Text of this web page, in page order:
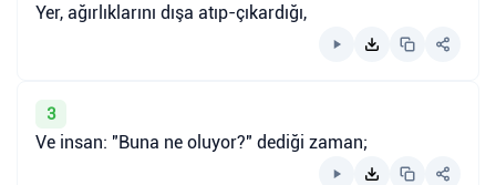
Yer, ağırlıklarını dışa atıp-çıkardığı,
3
Ve insan: "Buna ne oluyor?" dediği zaman;